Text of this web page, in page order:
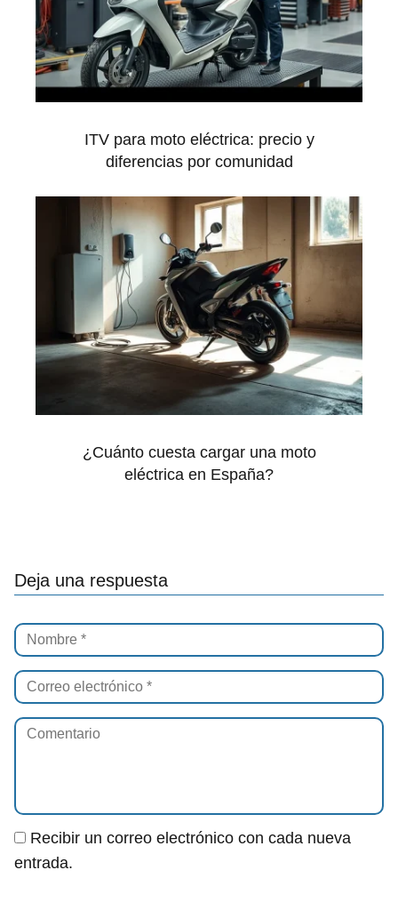
ITV para moto eléctrica: precio y
diferencias por comunidad
¿Cuánto cuesta cargar una moto
eléctrica en España?
Deja una respuesta
Recibir un correo electrónico con cada nueva
entrada.